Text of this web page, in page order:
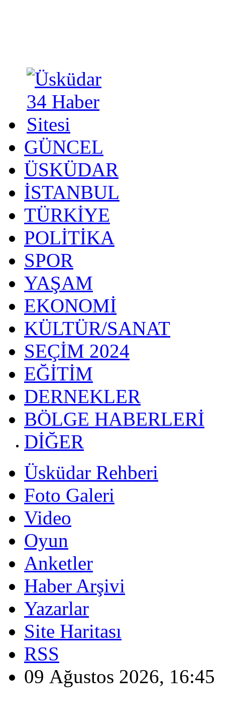
GÜNCEL
ÜSKÜDAR
İSTANBUL
TÜRKİYE
POLİTİKA
SPOR
YAŞAM
EKONOMİ
KÜLTÜR/SANAT
SEÇİM 2024
EĞİTİM
DERNEKLER
BÖLGE HABERLERİ
DİĞER
Üsküdar Rehberi
Foto Galeri
Video
Oyun
Anketler
Haber Arşivi
Yazarlar
Site Haritası
RSS
09 Ağustos 2026, 16:45